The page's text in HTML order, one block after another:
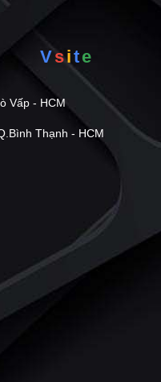
Vsite
Vấp - HCM
Thạnh - HCM